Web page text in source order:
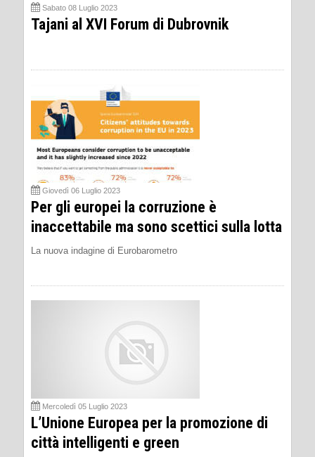
Sabato 08 Luglio 2023
Tajani al XVI Forum di Dubrovnik
Giovedì 06 Luglio 2023
Per gli europei la corruzione è
inaccettabile ma sono scettici sulla lotta
La nuova indagine di Eurobarometro
Mercoledì 05 Luglio 2023
L’Unione Europea per la promozione di
città intelligenti e green